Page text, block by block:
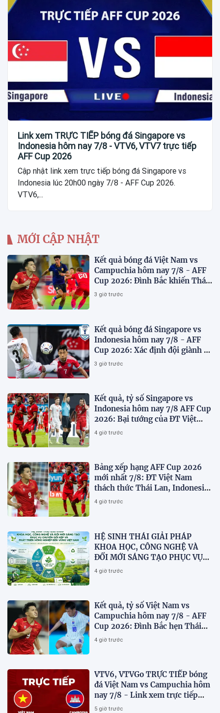
Link xem TRỰC TIẾP bóng đá Singapore vs
Indonesia hôm nay 7/8 - VTV6, VTV7 trực tiếp
AFF Cup 2026
Cập nhật link xem trực tiếp bóng đá Singapore vs
Indonesia lúc 20h00 ngày 7/8 - AFF Cup 2026.
VTV6,...
MỚI CẬP NHẬT
Kết quả bóng đá Việt Nam vs
Campuchia hôm nay 7/8 - AFF
Cup 2026: Đình Bắc khiến Thái
Lan run sợ
3 giờ trước
Kết quả bóng đá Singapore vs
Indonesia hôm nay 7/8 - AFF
Cup 2026: Xác định đội giành vé
Bán kết
3 giờ trước
Kết quả, tỷ số Singapore vs
Indonesia hôm nay 7/8 AFF Cup
2026: Bại tướng của ĐT Việt
nam dừng bước sớm
4 giờ trước
Bảng xếp hạng AFF Cup 2026
mới nhất 7/8: ĐT Việt Nam
thách thức Thái Lan, Indonesia
dừng bước
4 giờ trước
HỆ SINH THÁI GIẢI PHÁP
KHOA HỌC, CÔNG NGHỆ VÀ
ĐỔI MỚI SÁNG TẠO PHỤC VỤ
CHUYỂN ĐỔI KÉP VÀ PHÁT
4 giờ trước
Kết quả, tỷ số Việt Nam vs
Campuchia hôm nay 7/8 - AFF
Cup 2026: Đình Bắc hẹn Thái
Lan ở chung kết?
4 giờ trước
VTV6, VTVGo TRỰC TIẾP bóng
đá Việt Nam vs Campuchia hôm
nay 7/8 - Link xem trực tiếp
AFF Cup 2026 mới nhất
5 giờ trước